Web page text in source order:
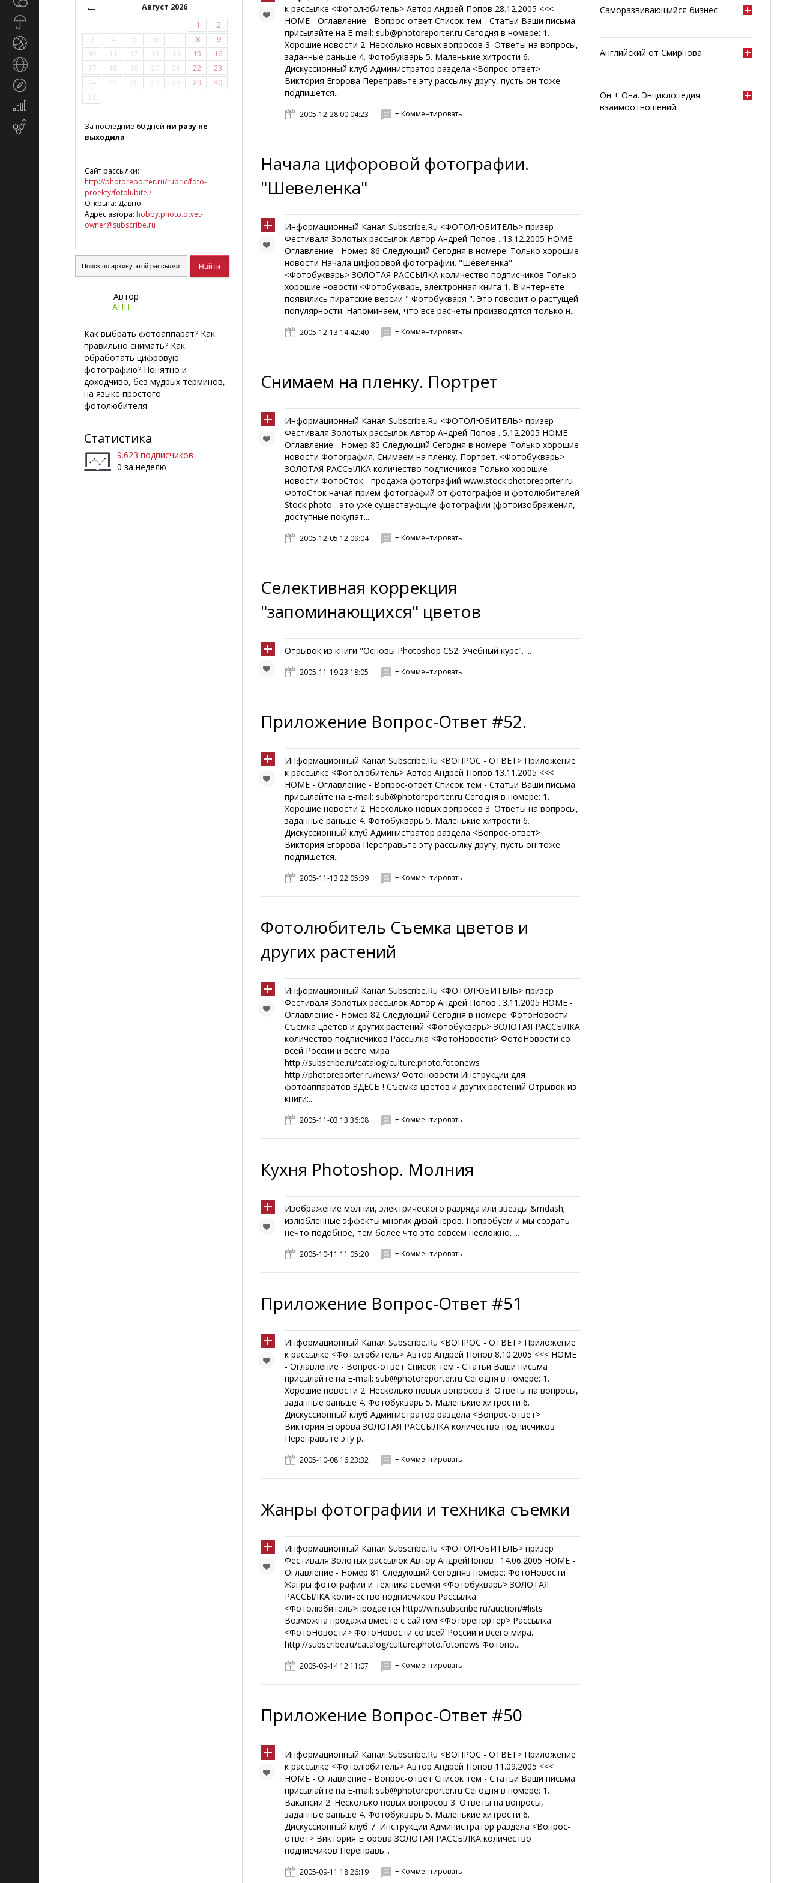
Экономика
маркетинг
←
Август 2026
1
2
3
4 5 6 7 8
9
10
11 12 13 14 15
16
17
18 19 20 21 22
23
24
25 26 27 28 29
30
31
За последние 60 дней ни разу не
выходила
Сайт рассылки:
http://photoreporter.ru/rubric/foto-
proekty/fotolubitel/
Открыта: Давно
Адрес автора: hobby.photo.otvet-
owner@subscribe.ru
Автор
АПП
Как выбрать фотоаппарат? Как
правильно снимать? Как
обработать цифровую
фотографию? Понятно и
доходчиво, без мудрых терминов,
на языке простого
фотолюбителя.
Статистика
9.623 подписчиков
0 за неделю
к рассылке <Фотолюбитель> Автор Андрей Попов 28.12.2005 <<<
HOME - Оглавление - Вопрос-ответ Список тем - Статьи Ваши письма
присылайте на E-mail: sub@photoreporter.ru Сегодня в номере: 1.
Хорошие новости 2. Несколько новых вопросов 3. Ответы на вопросы,
заданные раньше 4. Фотобукварь 5. Маленькие хитрости 6.
Дискуссионный клуб Администратор раздела <Вопрос-ответ>
Виктория Егорова Переправьте эту рассылку другу, пусть он тоже
подпишется...
2005-12-28 00:04:23 + Комментировать
Начала цифоровой фотографии.
"Шевеленка"
Информационный Канал Subscribe.Ru <ФОТОЛЮБИТЕЛЬ> призер
Фестиваля Золотых рассылок Автор Андрей Попов . 13.12.2005 HOME -
Оглавление - Номер 86 Следующий Сегодня в номере: Только хорошие
новости Начала цифоровой фотографии. "Шевеленка".
<Фотобукварь> ЗОЛОТАЯ РАССЫЛКА количество подписчиков Только
хорошие новости <Фотобукварь, электронная книга 1. В интернете
появились пиратские версии " Фотобукваря ". Это говорит о растущей
популярности. Напоминаем, что все расчеты производятся только н...
2005-12-13 14:42:40 + Комментировать
Снимаем на пленку. Портрет
Информационный Канал Subscribe.Ru <ФОТОЛЮБИТЕЛЬ> призер
Фестиваля Золотых рассылок Автор Андрей Попов . 5.12.2005 HOME -
Оглавление - Номер 85 Следующий Сегодня в номере: Только хорошие
новости Фотография. Снимаем на пленку. Портрет. <Фотобукварь>
ЗОЛОТАЯ РАССЫЛКА количество подписчиков Только хорошие
новости ФотоСток - продажа фотографий www.stock.photoreporter.ru
ФотоСток начал прием фотографий от фотографов и фотолюбителей
Stock photo - это уже существующие фотографии (фотоизображения,
доступные покупат...
2005-12-05 12:09:04 + Комментировать
Селективная коррекция
"запоминающихся" цветов
Отрывок из книги "Основы Photoshop CS2. Учебный курс". ...
2005-11-19 23:18:05 + Комментировать
Приложение Вопрос-Ответ #52.
Информационный Канал Subscribe.Ru <ВОПРОС - ОТВЕТ> Приложение
к рассылке <Фотолюбитель> Автор Андрей Попов 13.11.2005 <<<
HOME - Оглавление - Вопрос-ответ Список тем - Статьи Ваши письма
присылайте на E-mail: sub@photoreporter.ru Сегодня в номере: 1.
Хорошие новости 2. Несколько новых вопросов 3. Ответы на вопросы,
заданные раньше 4. Фотобукварь 5. Маленькие хитрости 6.
Дискуссионный клуб Администратор раздела <Вопрос-ответ>
Виктория Егорова Переправьте эту рассылку другу, пусть он тоже
подпишется...
2005-11-13 22:05:39 + Комментировать
Фотолюбитель Съемка цветов и
других растений
Информационный Канал Subscribe.Ru <ФОТОЛЮБИТЕЛЬ> призер
Фестиваля Золотых рассылок Автор Андрей Попов . 3.11.2005 HOME -
Оглавление - Номер 82 Следующий Сегодня в номере: ФотоНовости
Съемка цветов и других растений <Фотобукварь> ЗОЛОТАЯ РАССЫЛКА
количество подписчиков Рассылка <ФотоНовости> ФотоНовости со
всей России и всего мира
http://subscribe.ru/catalog/culture.photo.fotonews
http://photoreporter.ru/news/ Фотоновости Инструкции для
фотоаппаратов ЗДЕСЬ ! Съемка цветов и других растений Отрывок из
книги:...
2005-11-03 13:36:08 + Комментировать
Кухня Photoshop. Молния
Изображение молнии, электрического разряда или звезды &mdash;
излюбленные эффекты многих дизайнеров. Попробуем и мы создать
нечто подобное, тем более что это совсем несложно. ...
2005-10-11 11:05:20 + Комментировать
Приложение Вопрос-Ответ #51
Информационный Канал Subscribe.Ru <ВОПРОС - ОТВЕТ> Приложение
к рассылке <Фотолюбитель> Автор Андрей Попов 8.10.2005 <<< HOME
- Оглавление - Вопрос-ответ Список тем - Статьи Ваши письма
присылайте на E-mail: sub@photoreporter.ru Сегодня в номере: 1.
Хорошие новости 2. Несколько новых вопросов 3. Ответы на вопросы,
заданные раньше 4. Фотобукварь 5. Маленькие хитрости 6.
Дискуссионный клуб Администратор раздела <Вопрос-ответ>
Виктория Егорова ЗОЛОТАЯ РАССЫЛКА количество подписчиков
Переправьте эту р...
2005-10-08 16:23:32 + Комментировать
Жанры фотографии и техника съемки
Информационный Канал Subscribe.Ru <ФОТОЛЮБИТЕЛЬ> призер
Фестиваля Золотых рассылок Автор АндрейПопов . 14.06.2005 HOME -
Оглавление - Номер 81 Следующий Сегодняв номере: ФотоНовости
Жанры фотографии и техника съемки <Фотобукварь> ЗОЛОТАЯ
РАССЫЛКА количество подписчиков Рассылка
<Фотолюбитель>продается http://win.subscribe.ru/auction/#lists
Возможна продажа вместе с сайтом <Фоторепортер> Рассылка
<ФотоНовости> ФотоНовости со всей России и всего мира.
http://subscribe.ru/catalog/culture.photo.fotonews Фотоно...
2005-09-14 12:11:07 + Комментировать
Приложение Вопрос-Ответ #50
Информационный Канал Subscribe.Ru <ВОПРОС - ОТВЕТ> Приложение
к рассылке <Фотолюбитель> Автор Андрей Попов 11.09.2005 <<<
HOME - Оглавление - Вопрос-ответ Список тем - Статьи Ваши письма
присылайте на E-mail: sub@photoreporter.ru Сегодня в номере: 1.
Вакансии 2. Несколько новых вопросов 3. Ответы на вопросы,
заданные раньше 4. Фотобукварь 5. Маленькие хитрости 6.
Дискуссионный клуб 7. Инструкции Администратор раздела <Вопрос-
ответ> Виктория Егорова ЗОЛОТАЯ РАССЫЛКА количество
подписчиков Переправь...
2005-09-11 18:26:19 + Комментировать
Саморазвивающийся бизнес
Английский от Смирнова
Он + Она. Энциклопедия
взаимоотношений.